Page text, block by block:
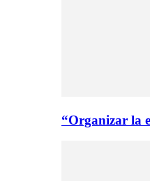
“Organizar la